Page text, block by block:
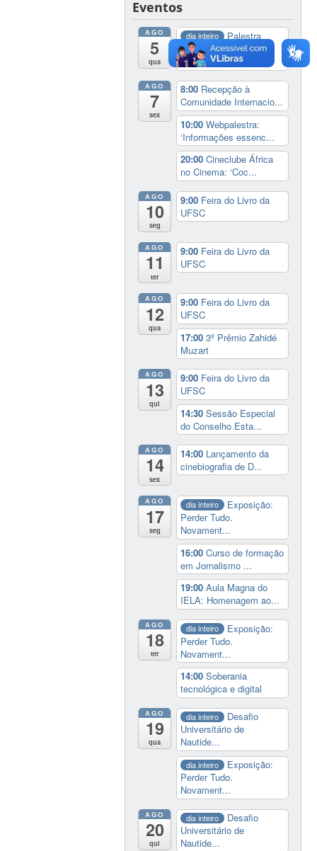
Eventos
AGO
5
qua
dia inteiro
Palestra
‘Brasil: Nunca Mais –
o...
AGO
7
sex
8:00 Recepção à
Comunidade Internacio...
10:00Webpalestra:
‘Informações essenc...
20:00Cineclube África
no Cinema: ‘Coc...
AGO
10
seg
9:00 Feira do Livro da
UFSC
AGO
11
ter
9:00 Feira do Livro da
UFSC
AGO
12
qua
9:00 Feira do Livro da
UFSC
17:003º Prêmio Zahidé
Muzart
AGO
13
qui
9:00 Feira do Livro da
UFSC
14:30Sessão Especial
do Conselho Esta...
AGO
14
sex
14:00 Lançamento da
cinebiografia de D...
AGO
17
seg
dia inteiro
Exposição:
Perder Tudo.
Novament...
16:00Curso de formação
em Jornalismo ...
19:00Aula Magna do
IELA: Homenagem ao...
AGO
18
ter
dia inteiro
Exposição:
Perder Tudo.
Novament...
14:00Soberania
tecnológica e digital
AGO
19
qua
dia inteiro
Desafio
Universitário de
Nautide...
dia inteiro
Exposição:
Perder Tudo.
Novament...
AGO
20
qui
dia inteiro
Desafio
Universitário de
Nautide...